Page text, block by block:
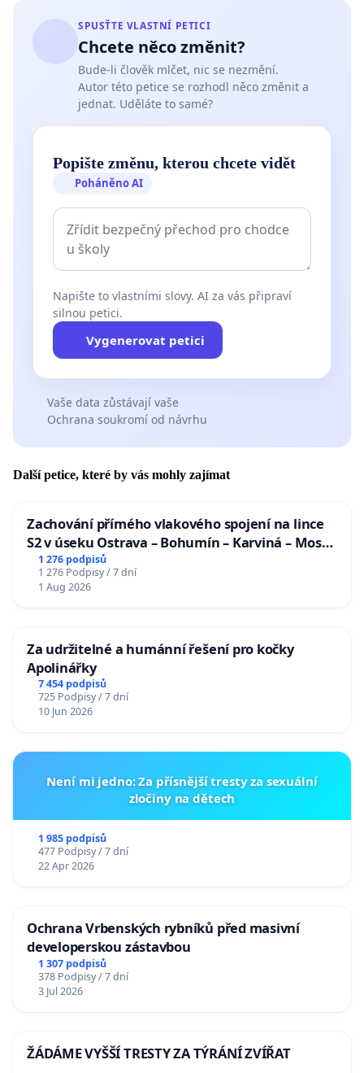
SPUSŤTE VLASTNÍ PETICI
Chcete něco změnit?
Bude-li člověk mlčet, nic se nezmění.
Autor této petice se rozhodl něco změnit a
jednat. Uděláte to samé?
Popište změnu, kterou chcete vidět
Poháněno AI
Napište to vlastními slovy. AI za vás připraví
silnou petici.
Vygenerovat petici
Vaše data zůstávají vaše
Ochrana soukromí od návrhu
Další petice, které by vás mohly zajímat
Zachování přímého vlakového spojení na lince
S2 v úseku Ostrava – Bohumín – Karviná – Mosty
u Jablunkova
1 276 podpisů
1 276 Podpisy / 7 dní
1 Aug 2026
Za udržitelné a humánní řešení pro kočky
Apolinářky
7 454 podpisů
725 Podpisy / 7 dní
10 Jun 2026
Není mi jedno: Za přísnější tresty za sexuální
zločiny na dětech
1 985 podpisů
477 Podpisy / 7 dní
22 Apr 2026
Ochrana Vrbenských rybníků před masivní
developerskou zástavbou
1 307 podpisů
378 Podpisy / 7 dní
3 Jul 2026
ŽÁDÁME VYŠŠÍ TRESTY ZA TÝRÁNÍ ZVÍŘAT